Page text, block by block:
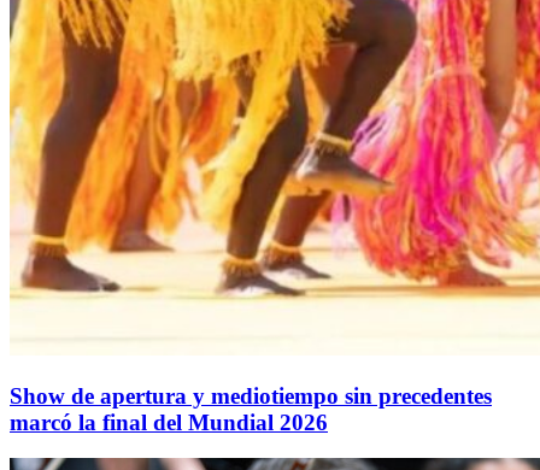
Show de apertura y mediotiempo sin precedentes
marcó la final del Mundial 2026